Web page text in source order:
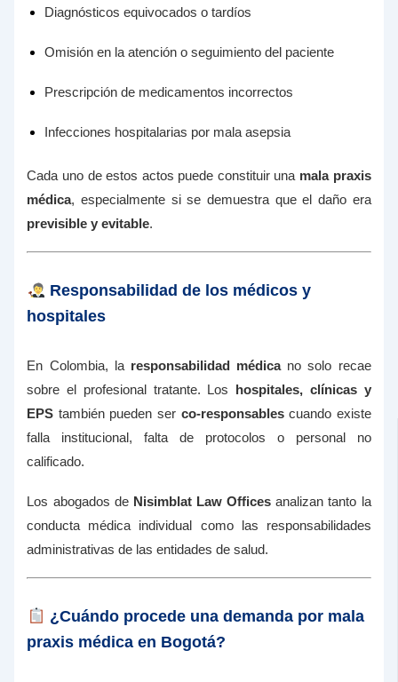
Diagnósticos equivocados o tardíos
Omisión en la atención o seguimiento del paciente
Prescripción de medicamentos incorrectos
Infecciones hospitalarias por mala asepsia
Cada uno de estos actos puede constituir una mala praxis
médica, especialmente si se demuestra que el daño era
previsible y evitable.
Responsabilidad de los médicos y
hospitales
En Colombia, la responsabilidad médicano solo recae
sobre el profesional tratante. Los hospitales, clínicas y
EPS también pueden ser co-responsablescuando existe
falla institucional, falta de protocolos o personal no
calificado.
Los abogados de Nisimblat Law Offices analizan tanto la
conducta médica individual como las responsabilidades
administrativas de las entidades de salud.
¿Cuándo procede una demanda por mala
praxis médica en Bogotá?